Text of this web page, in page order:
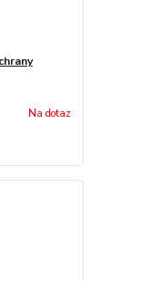
Na dotaz